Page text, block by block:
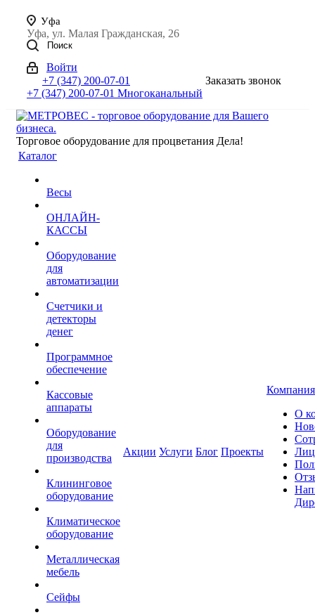
Уфа
Уфа, ул. Малая Гражданская, 26
Поиск
Войти
+7 (347) 200-07-01
+7 (347) 200-07-01 Многоканальный
Заказать звонок
Торговое оборудование для процветания Дела!
Каталог
Весы
ОНЛАЙН-
КАССЫ
Оборудование
для
автоматизации
Счетчики и
детекторы
денег
Программное
обеспечение
Кассовые
аппараты
Оборудование
для
производства
Клининговое
оборудование
Климатическое
оборудование
Металлическая
мебель
Сейфы
Акции Услуги Блог Проекты
Компания
О